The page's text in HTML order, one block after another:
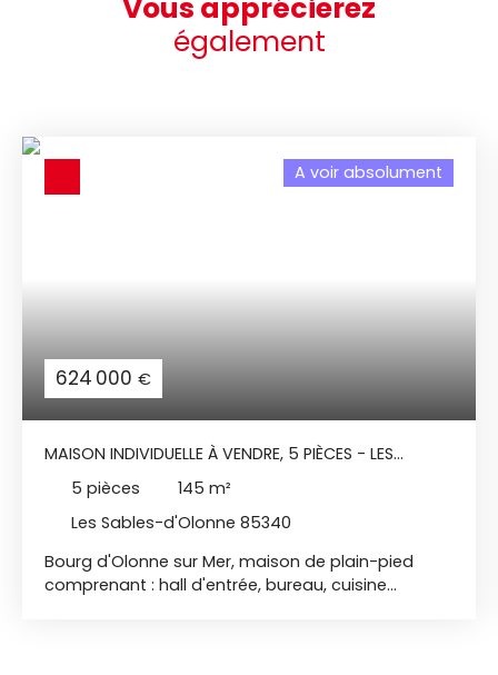
Vous apprécierez
également
624 000 €
A voir absolument
MAISON INDIVIDUELLE À VENDRE, 5 PIÈCES - LES
SABLES-D'OLONNE 85340
5 pièces 145 m²
Les Sables-d'Olonne 85340
Bourg d'Olonne sur Mer, maison de plain-pied
comprenant : hall d'entrée, bureau, cuisine